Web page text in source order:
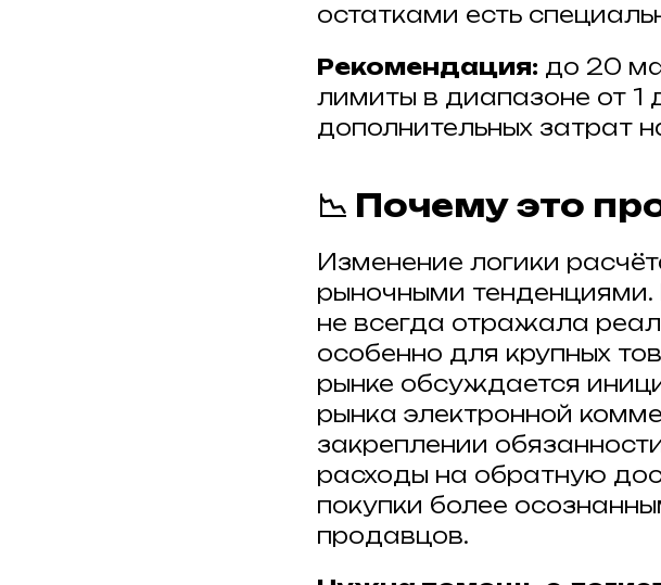
остатками есть
Рекомендация: до 20
лимиты в диапазоне от 1
дополнительных затрат
📉 Почему это
Изменение логики
рыночными
не всегда отражала
особенно для крупных
рынке обсуждается
рынка электронной
закреплении
расходы на обратную
покупки более
продавцов.